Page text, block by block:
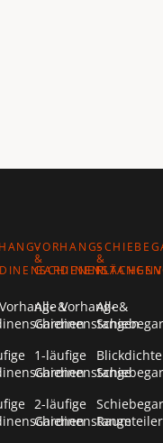
&
VORHANG-
&
GARDINENSTANGEN
Alle Vorhang- &
Gardinenstangen
1-läufige
Gardinenstange
2-läufige
Gardinenstange
&
Alle
Blickdichte
Raumteiler